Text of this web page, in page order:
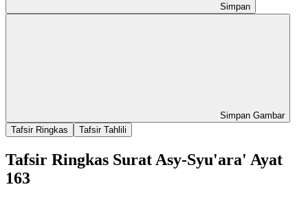
Simpan
Simpan Gambar
Tafsir Ringkas
Tafsir Tahlili
Tafsir Ringkas Surat Asy-Syu'ara' Ayat
163